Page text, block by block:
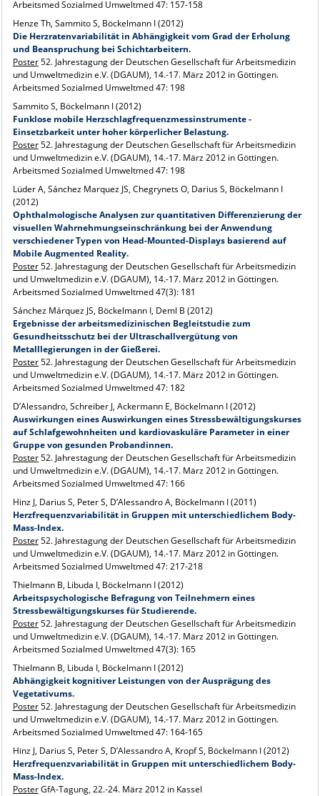
Arbeitsmed Sozialmed Umweltmed 47: 157-158
Henze Th, Sammito S, Böckelmann I (2012)
Die Herzratenvariabilität in Abhängigkeit vom Grad der Erholung
und Beanspruchung bei Schichtarbeitern.
Poster52. Jahrestagung der Deutschen Gesellschaft für Arbeitsmedizin
und Umweltmedizin e.V. (DGAUM), 14.-17. März 2012 in Göttingen.
Arbeitsmed Sozialmed Umweltmed 47: 198
Sammito S, Böckelmann I (2012)
Funklose mobile Herzschlagfrequenzmessinstrumente -
Einsetzbarkeit unter hoher körperlicher Belastung.
Poster52. Jahrestagung der Deutschen Gesellschaft für Arbeitsmedizin
und Umweltmedizin e.V. (DGAUM), 14.-17. März 2012 in Göttingen.
Arbeitsmed Sozialmed Umweltmed 47: 198
Lüder A, Sánchez Marquez JS, Chegrynets O, Darius S, Böckelmann I
(2012)
Ophthalmologische Analysen zur quantitativen Differenzierung der
visuellen Wahrnehmungseinschränkung bei der Anwendung
verschiedener Typen von Head-Mounted-Displays basierend auf
Mobile Augmented Reality.
Poster52. Jahrestagung der Deutschen Gesellschaft für Arbeitsmedizin
und Umweltmedizin e.V. (DGAUM), 14.-17. März 2012 in Göttingen.
Arbeitsmed Sozialmed Umweltmed 47(3): 181
Sánchez Márquez JS, Böckelmann I, Deml B (2012)
Ergebnisse der arbeitsmedizinischen Begleitstudie zum
Gesundheitsschutz bei der Ultraschallvergütung von
Metalllegierungen in der Gießerei.
Poster52. Jahrestagung der Deutschen Gesellschaft für Arbeitsmedizin
und Umweltmedizin e.V. (DGAUM), 14.-17. März 2012 in Göttingen.
Arbeitsmed Sozialmed Umweltmed 47: 182
D’Alessandro, Schreiber J, Ackermann E, Böckelmann I (2012)
Auswirkungen eines Auswirkungen eines Stressbewältigungskurses
auf Schlafgewohnheiten und kardiovaskuläre Parameter in einer
Gruppe von gesunden Probandinnen.
Poster52. Jahrestagung der Deutschen Gesellschaft für Arbeitsmedizin
und Umweltmedizin e.V. (DGAUM), 14.-17. März 2012 in Göttingen.
Arbeitsmed Sozialmed Umweltmed 47: 166
Hinz J, Darius S, Peter S, D’Alessandro A, Böckelmann I (2011)
Herzfrequenzvariabilität in Gruppen mit unterschiedlichem Body-
Mass-Index.
Poster52. Jahrestagung der Deutschen Gesellschaft für Arbeitsmedizin
und Umweltmedizin e.V. (DGAUM), 14.-17. März 2012 in Göttingen.
Arbeitsmed Sozialmed Umweltmed 47: 217-218
Thielmann B, Libuda I, Böckelmann I (2012)
Arbeitspsychologische Befragung von Teilnehmern eines
Stressbewältigungskurses für Studierende.
Poster52. Jahrestagung der Deutschen Gesellschaft für Arbeitsmedizin
und Umweltmedizin e.V. (DGAUM), 14.-17. März 2012 in Göttingen.
Arbeitsmed Sozialmed Umweltmed 47(3): 165
Thielmann B, Libuda I, Böckelmann I (2012)
Abhängigkeit kognitiver Leistungen von der Ausprägung des
Vegetativums.
Poster52. Jahrestagung der Deutschen Gesellschaft für Arbeitsmedizin
und Umweltmedizin e.V. (DGAUM), 14.-17. März 2012 in Göttingen.
Arbeitsmed Sozialmed Umweltmed 47: 164-165
Hinz J, Darius S, Peter S, D’Alessandro A, Kropf S, Böckelmann I (2012)
Herzfrequenzvariabilität in Gruppen mit unterschiedlichem Body-
Mass-Index.
PosterGfA-Tagung, 22.-24. März 2012 in Kassel